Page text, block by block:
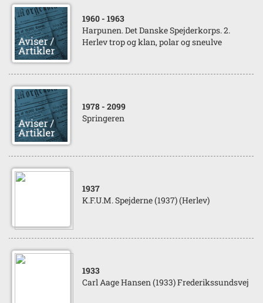
1960 - 1963
Harpunen. Det Danske Spejderkorps. 2.
Herlev trop og klan, polar og sneulve
1978 - 2099
Springeren
1937
K.F.U.M. Spejderne (1937) (Herlev)
1933
Carl Aage Hansen (1933) Frederikssundsvej